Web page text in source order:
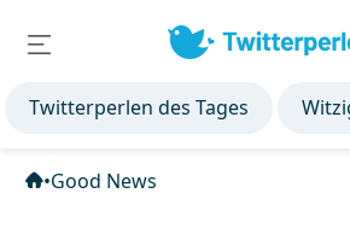
Twitterperlen des Tages
•Good News